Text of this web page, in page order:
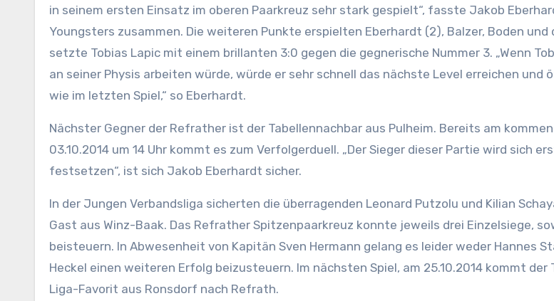
in seinem ersten Einsatz im oberen Paarkreuz sehr stark gespielt“, fasste Jakob
Youngsters zusammen. Die weiteren Punkte erspielten Eberhardt (2), Balzer, Boden und
setzte Tobias Lapic mit einem brillanten 3:0 gegen die gegnerische Nummer 3. „Wenn
an seiner Physis arbeiten würde, würde er sehr schnell das nächste Level erreichen
wie im letzten Spiel,“ so Eberhardt.
Nächster Gegner der Refrather ist der Tabellennachbar aus Pulheim. Bereits am
03.10.2014 um 14 Uhr kommt es zum Verfolgerduell. „Der Sieger dieser Partie wird sich
festsetzen“, ist sich Jakob Eberhardt sicher.
In der Jungen Verbandsliga sicherten die überragenden Leonard Putzolu und Kilian
Gast aus Winz-Baak. Das Refrather Spitzenpaarkreuz konnte jeweils drei Einzelsiege,
beisteuern. In Abwesenheit von Kapitän Sven Hermann gelang es leider weder Hannes
Heckel einen weiteren Erfolg beizusteuern. Im nächsten Spiel, am 25.10.2014 kommt der
Liga-Favorit aus Ronsdorf nach Refrath.